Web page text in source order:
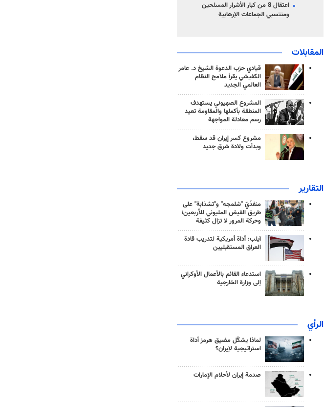
اعتقال 8 من كبار الأشرار المسلحين
ومنتسبي الجماعات الإرهابية
المقابلات
قيادي حزب الدعوة الشيخ د. عامر
الكفيشي يقرأ ملامح النظام
العالمي الجديد
المشروع الصهيوني يستهدف
المنطقة بأكملها والمقاومة تعيد
رسم معادلة المواجهة
مشروع كسر إيران قد سقط،
وبدأت ولادة شرق جديد
التقارير
منفذَيّ "شلمجه" و"تشذابة" على
طريق الفيض المليوني للأربعين؛
وحركة المرور لا تزال كثيفة
آيلب: أداة أمريكية لتدريب قادة
العراق المستقبليين
استدعاء القائم بالأعمال الأوكراني
إلى وزارة الخارجية
الرأي
لماذا يشكّل مضيق هرمز أداة
استراتيجية لإيران؟
صدمة إيران لأحلام الإمارات